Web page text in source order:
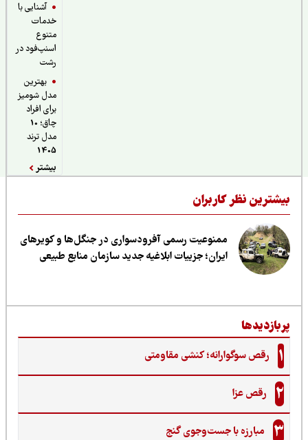
آشنایی با
خدمات
اسنپ‌فود در
بهترین
مدل شومیز
برای افراد
چاق؛ 10
مدل ترند
نظر کاربران
ممنوعیت رسمی آفرودسواری در جنگل‌ها و کویرهای
ایران؛ جزییات ابلاغیه جدید سازمان منابع طبیعی
رقص سوگوارانه؛ کنشی مقاومتی
رقص عزا
مبارزه با جست‌وجوی گنج‌